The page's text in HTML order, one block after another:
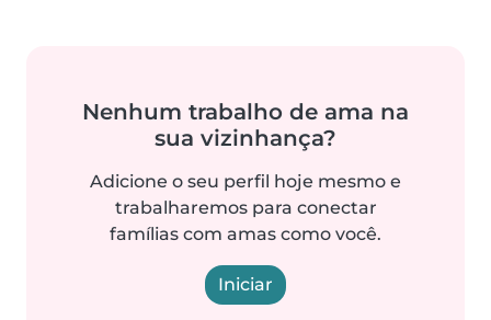
Nenhum trabalho de ama na
sua vizinhança?
Adicione o seu perfil hoje mesmo e
trabalharemos para conectar
famílias com amas como você.
Iniciar